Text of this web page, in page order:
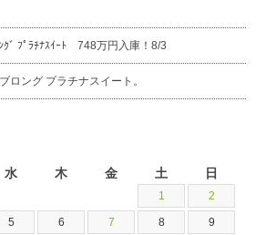
ｸﾞ ﾌﾟﾗﾁﾅｽｲｰﾄ 748万円入庫！8/3
ロング プラチナスイート。
水 木 金 土 日
1 2
5 6 7 8 9